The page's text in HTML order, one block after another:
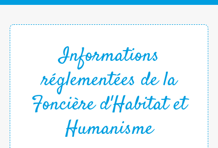
Informations
réglementées de la
Foncière d'Habitat et
Humanisme